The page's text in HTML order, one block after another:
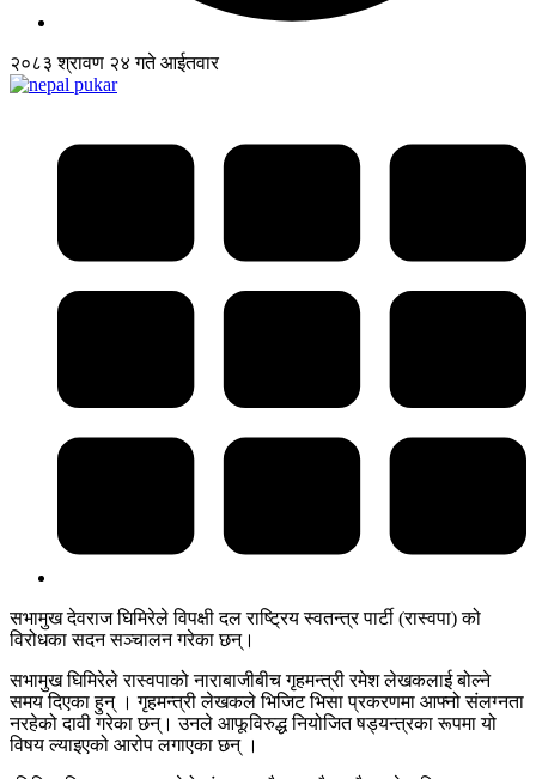
२०८३ श्रावण २४ गते आईतवार
सभामुख देवराज घिमिरेले विपक्षी दल राष्ट्रिय स्वतन्त्र पार्टी (रास्वपा) को
विरोधका सदन सञ्चालन गरेका छन्।
सभामुख घिमिरेले रास्वपाको नाराबाजीबीच गृहमन्त्री रमेश लेखकलाई बोल्ने
समय दिएका हुन् । गृहमन्त्री लेखकले भिजिट भिसा प्रकरणमा आफ्नो संलग्नता
नरहेको दावी गरेका छन्। उनले आफूविरुद्ध नियोजित षड्यन्त्रका रूपमा यो
विषय ल्याइएको आरोप लगाएका छन् ।